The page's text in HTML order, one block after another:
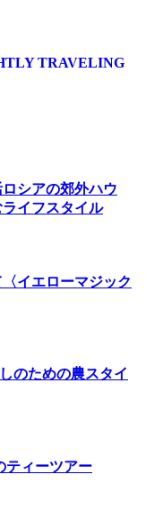
TRAVELING
シアの郊外ハウ
イフスタイル
イエローマジック
のための農スタイ
ティーツアー